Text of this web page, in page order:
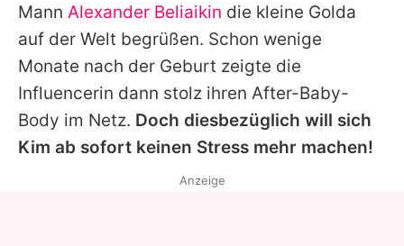
Utiq verwalten
Mann Alexander Beliaikin die kleine Golda
auf der Welt begrüßen. Schon wenige
Monate nach der Geburt zeigte die
Influencerin dann stolz ihren After-Baby-
Body im Netz. Doch diesbezüglich will sich
Kim ab sofort keinen Stress mehr machen!
Anzeige